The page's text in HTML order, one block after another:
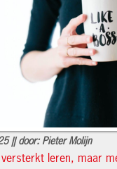
|| door: Pieter Molijn
leren, maar